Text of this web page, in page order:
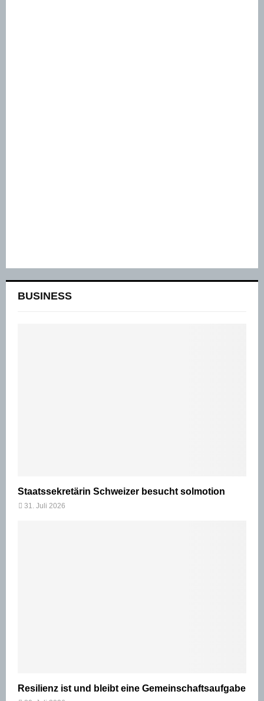
BUSINESS
Staatssekretärin Schweizer besucht solmotion
31. Juli 2026
Resilienz ist und bleibt eine Gemeinschaftsaufgabe